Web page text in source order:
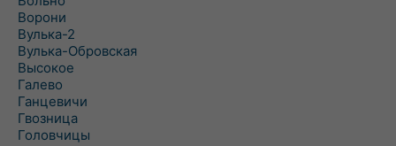
Ворони
Вулька-2
Вулька-Обровская
Высокое
Галево
Ганцевичи
Гвозница
Головчицы